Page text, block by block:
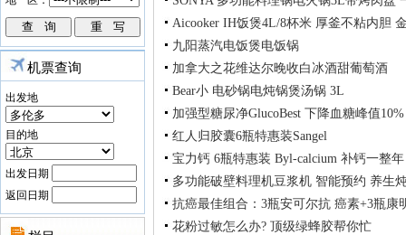
机票查询
出发地
目的地
出发日期
返回日期
Aicooker IH饭煲4L/8杯米 厚釜不粘内胆
九阳蒸汽电饭煲电饭锅
加拿大之花维达尔晚收白冰酒甜葡萄酒
Bear小 电砂锅电炖锅煲汤锅 3L
加强型糖尿净GlucoBest 下降血糖峰值10%
红人归胶囊6瓶特惠装Sangel
宝力钙 6瓶特惠装 Byl-calcium 补钙一整
多功能破壁料理机豆浆机 智能预约 养生
抗癌最佳组合：3瓶安可尔抗 癌素+3瓶康
花粉过敏怎么办? 顶级绿蜂胶帮你忙